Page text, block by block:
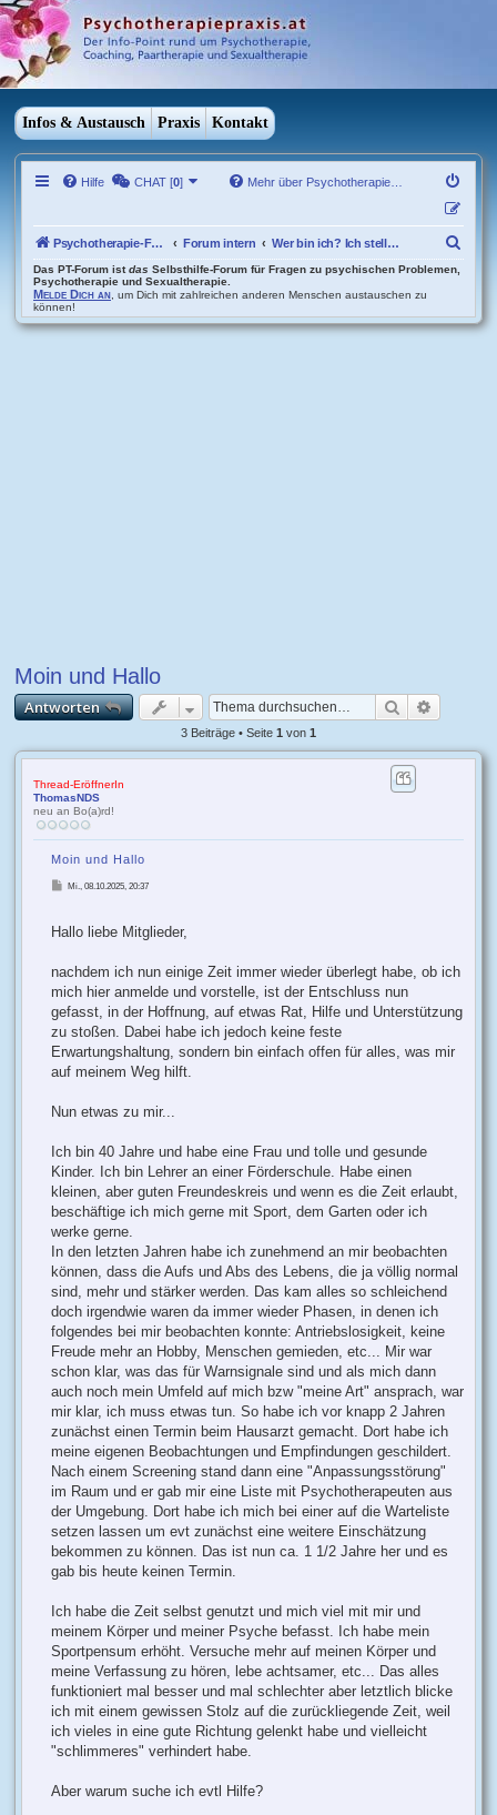
Infos & Austausch Praxis Kontakt
Hilfe CHAT [0] Mehr über Psychotherapie…
Psychotherapie-Forum Übersicht Forum intern Wer bin ich? Ich stelle mich vor..
h
Das PT-Forum istdas Selbsthilfe-Forum für Fragen zu psychischen Problemen,
Psychotherapie und Sexualtherapie.
Melde Dich an , um Dich mit zahlreichen anderen Menschen austauschen zu
können!
Moin und Hallo
Antworten Suche
3 Beiträge • Seite 1 von 1
Thread-EröffnerIn
ThomasNDS
neu an Bo(a)rd!
Moin und Hallo
e
a
g
Mi., 08.10.2025, 20:37
Hallo liebe Mitglieder,
nachdem ich nun einige Zeit immer wieder überlegt habe, ob ich
mich hier anmelde und vorstelle, ist der Entschluss nun
gefasst, in der Hoffnung, auf etwas Rat, Hilfe und Unterstützung
zu stoßen. Dabei habe ich jedoch keine feste
Erwartungshaltung, sondern bin einfach offen für alles, was mir
auf meinem Weg hilft.
Nun etwas zu mir...
Ich bin 40 Jahre und habe eine Frau und tolle und gesunde
Kinder. Ich bin Lehrer an einer Förderschule. Habe einen
kleinen, aber guten Freundeskreis und wenn es die Zeit erlaubt,
beschäftige ich mich gerne mit Sport, dem Garten oder ich
werke gerne.
In den letzten Jahren habe ich zunehmend an mir beobachten
können, dass die Aufs und Abs des Lebens, die ja völlig normal
sind, mehr und stärker werden. Das kam alles so schleichend
doch irgendwie waren da immer wieder Phasen, in denen ich
folgendes bei mir beobachten konnte: Antriebslosigkeit, keine
Freude mehr an Hobby, Menschen gemieden, etc... Mir war
schon klar, was das für Warnsignale sind und als mich dann
auch noch mein Umfeld auf mich bzw "meine Art" ansprach, war
mir klar, ich muss etwas tun. So habe ich vor knapp 2 Jahren
zunächst einen Termin beim Hausarzt gemacht. Dort habe ich
meine eigenen Beobachtungen und Empfindungen geschildert.
Nach einem Screening stand dann eine "Anpassungsstörung"
im Raum und er gab mir eine Liste mit Psychotherapeuten aus
der Umgebung. Dort habe ich mich bei einer auf die Warteliste
setzen lassen um evt zunächst eine weitere Einschätzung
bekommen zu können. Das ist nun ca. 1 1/2 Jahre her und es
gab bis heute keinen Termin.
Ich habe die Zeit selbst genutzt und mich viel mit mir und
meinem Körper und meiner Psyche befasst. Ich habe mein
Sportpensum erhöht. Versuche mehr auf meinen Körper und
meine Verfassung zu hören, lebe achtsamer, etc... Das alles
funktioniert mal besser und mal schlechter aber letztlich blicke
ich mit einem gewissen Stolz auf die zurückliegende Zeit, weil
ich vieles in eine gute Richtung gelenkt habe und vielleicht
"schlimmeres" verhindert habe.
Aber warum suche ich evtl Hilfe?